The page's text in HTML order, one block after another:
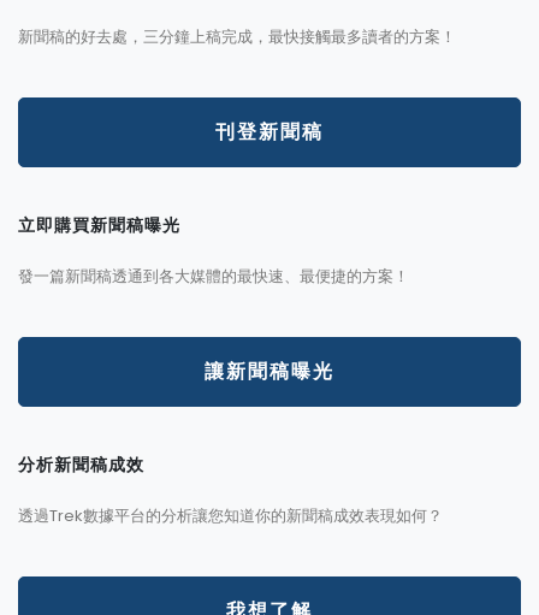
新聞稿的好去處，三分鐘上稿完成，最快接觸最多讀者的方案！
刊登新聞稿
立即購買新聞稿曝光
發一篇新聞稿透通到各大媒體的最快速、最便捷的方案！
讓新聞稿曝光
分析新聞稿成效
透過Trek數據平台的分析讓您知道你的新聞稿成效表現如何？